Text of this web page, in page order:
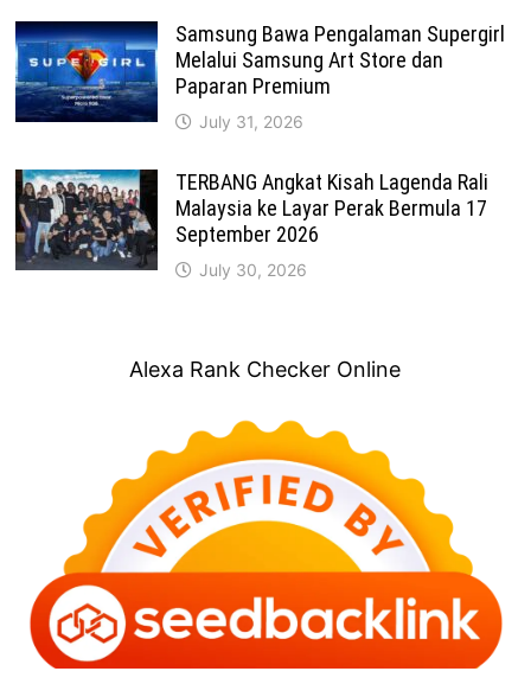
Samsung Bawa Pengalaman Supergirl
Melalui Samsung Art Store dan
Paparan Premium
July 31, 2026
TERBANG Angkat Kisah Lagenda Rali
Malaysia ke Layar Perak Bermula 17
September 2026
July 30, 2026
Alexa Rank Checker Online